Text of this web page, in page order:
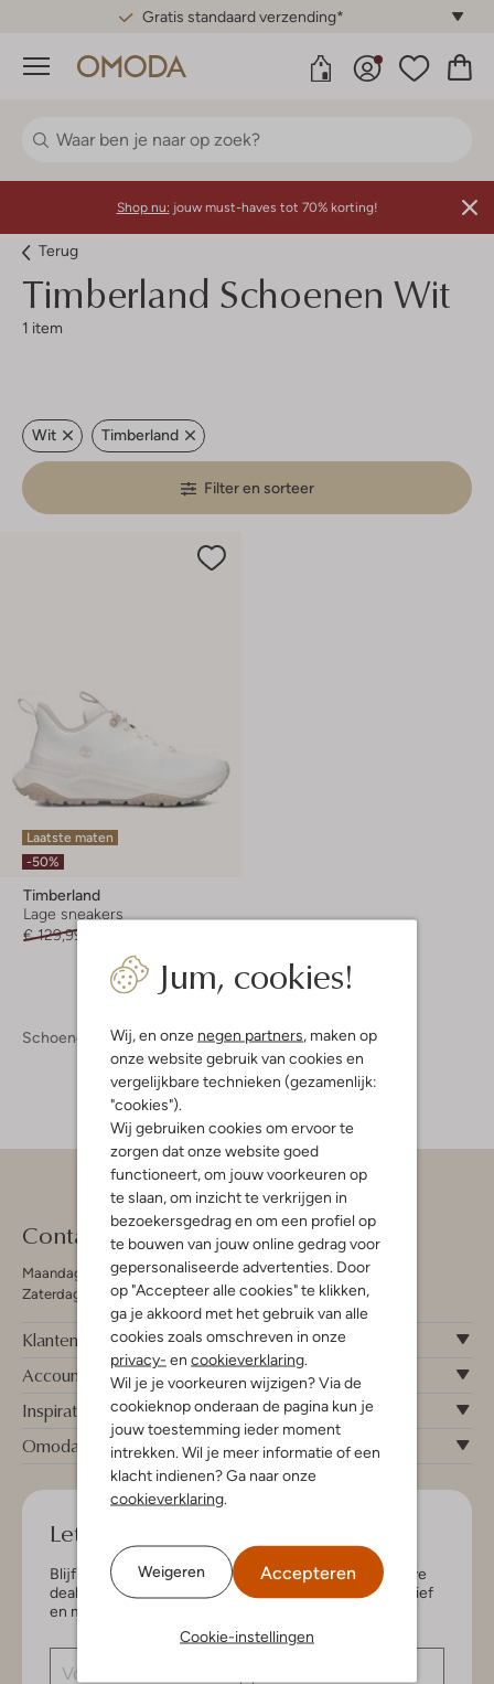
Gratis standaard verzending*
Menu
Jum, cookies!
Wij, en onze negen partners , maken op
onze website gebruik van cookies en
vergelijkbare technieken (gezamenlijk:
"cookies").
Wij gebruiken cookies om ervoor te
zorgen dat onze website goed
functioneert, om jouw voorkeuren op
te slaan, om inzicht te verkrijgen in
bezoekersgedrag en om een profiel op
te bouwen van jouw online gedrag voor
gepersonaliseerde advertenties. Door
op "Accepteer alle cookies" te klikken,
ga je akkoord met het gebruik van alle
cookies zoals omschreven in onze
privacy- en cookieverklaring
Wil je je voorkeuren wijzigen? Via de
cookieknop onderaan de pagina kun je
jouw toestemming ieder moment
intrekken. Wil je meer informatie of een
klacht indienen? Ga naar onze
cookieverklaring
Weigeren Accepteren
Cookie-instellingen
Shop nu: jouw must-haves tot 70% korting!
Terug
Timberland Schoenen Wit
1 item
Wit Timberland
Filter en sorteer
Laatste maten
-50%
Timberland
Lage sneakers
€ 129,99
Schoenen
Contact
Maandag - Vrijdag 09:00 - 19:00 uur
Zaterdag 09:00 - 17:00 uur
Klantenservice
Account
Inspiratie
Omoda
Let's keep in touch!
Blijf op de hoogte van de nieuwste items en exclusieve
deals, speciaal voor jou. Schrijf je in voor de nieuwsbrief
en maak kans op € 150,- shoptegoed.